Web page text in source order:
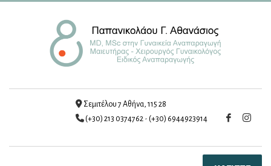
Σεμιτέλου 7 Αθήνα, 115 28
(+30) 213 0374762 - (+30) 6944923914